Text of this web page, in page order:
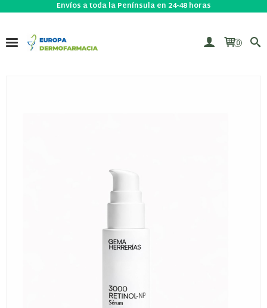
Envíos a toda la Península en 24-48 horas
0